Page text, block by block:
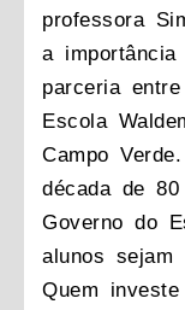
professora
a
parceria
Escola
Campo
década de
Governo do
alunos sejam
Quem